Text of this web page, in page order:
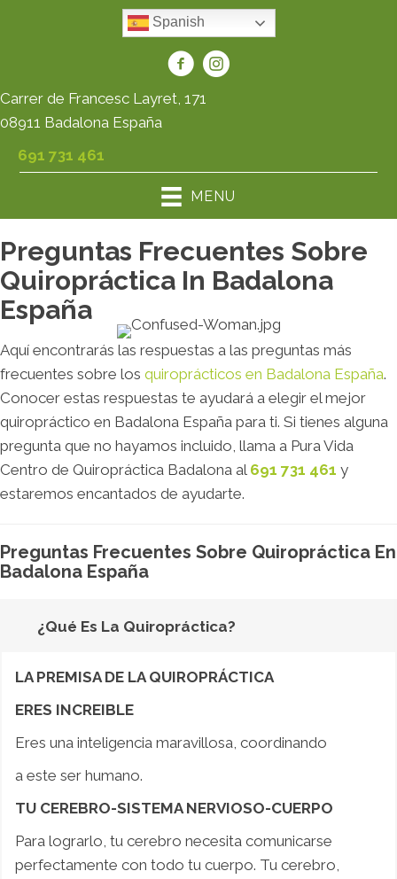
Spanish
Carrer de Francesc Layret, 171
08911 Badalona España
691 731 461
MENU
Preguntas Frecuentes Sobre
Quiropráctica In Badalona
España
Aquí encontrarás las respuestas a las preguntas más
frecuentes sobre los quiroprácticos en Badalona España.
Conocer estas respuestas te ayudará a elegir el mejor
quiropráctico en Badalona España para ti. Si tienes alguna
pregunta que no hayamos incluido, llama a Pura Vida
Centro de Quiropráctica Badalona al 691 731 461 y
estaremos encantados de ayudarte.
Preguntas Frecuentes Sobre Quiropráctica En
Badalona España
¿Qué Es La Quiropráctica?
LA PREMISA DE LA QUIROPRÁCTICA
ERES INCREIBLE
Eres una inteligencia maravillosa, coordinando
a este ser humano.
TU CEREBRO-SISTEMA NERVIOSO-CUERPO
Para lograrlo, tu cerebro necesita comunicarse
perfectamente con todo tu cuerpo. Tu cerebro,